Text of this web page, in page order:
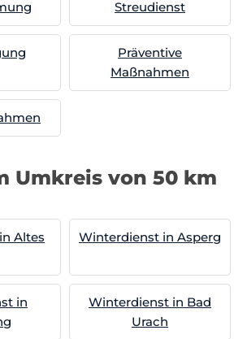
Streudienst
Präventive
Maßnahmen
Umkreis von 50 km
Altes
Winterdienst in Asperg
in
Winterdienst in Bad
Urach